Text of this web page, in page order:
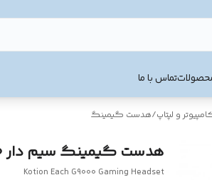
تماس با ما
و لپتاپ/هدست گیمینگ
هدست گیمینگ سیم دار Kotion Each G9000
Kotion Each G9000 Gaming Headset